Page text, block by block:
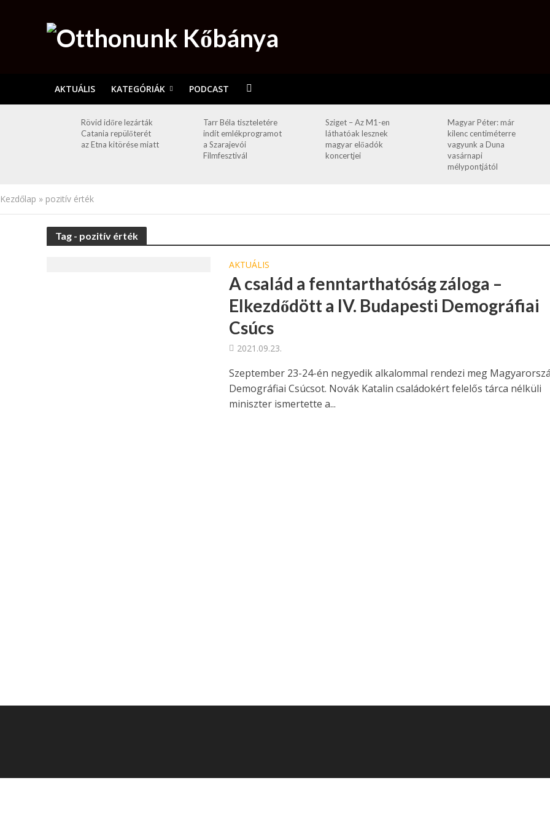
AKTUÁLIS KATEGÓRIÁK PODCAST
Rövid időre lezárták
Catania repülőterét
az Etna kitörése miatt
Tarr Béla tiszteletére
indít emlékprogramot
a Szarajevói
Filmfesztivál
Sziget – Az M1-en
láthatóak lesznek
magyar előadók
koncertjei
Magyar Péter: már
kilenc centiméterre
vagyunk a Duna
vasárnapi
mélypontjától
Kezdőlap » pozitív érték
Tag - pozitív érték
AKTUÁLIS
A család a fenntarthatóság záloga –
Elkezdődött a IV. Budapesti Demográfiai
Csúcs
2021.09.23.
Szeptember 23-24-én negyedik alkalommal rendezi meg
Demográfiai Csúcsot. Novák Katalin családokért felelős tárca nélküli
miniszter ismertette a...